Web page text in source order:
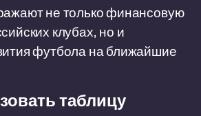
не только финансовую
клубах, но и
футбола на ближайшие
таблицу